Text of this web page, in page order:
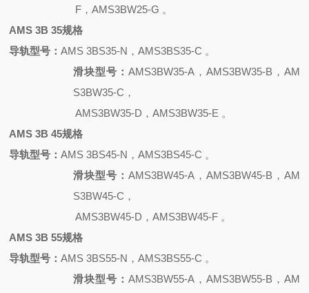
F，AMS3BW25-G 。
AMS 3B 35规格
导轨型号：AMS 3BS35-N，AMS3BS35-C 。
滑块型号： AMS3BW35-A，AMS3BW35-B，AM
S3BW35-C，
AMS3BW35-D，AMS3BW35-E 。
AMS 3B 45规格
导轨型号：AMS 3BS45-N，AMS3BS45-C 。
滑块型号： AMS3BW45-A，AMS3BW45-B，AM
S3BW45-C，
AMS3BW45-D，AMS3BW45-F 。
AMS 3B 55规格
导轨型号：AMS 3BS55-N，AMS3BS55-C 。
滑块型号： AMS3BW55-A，AMS3BW55-B，AM